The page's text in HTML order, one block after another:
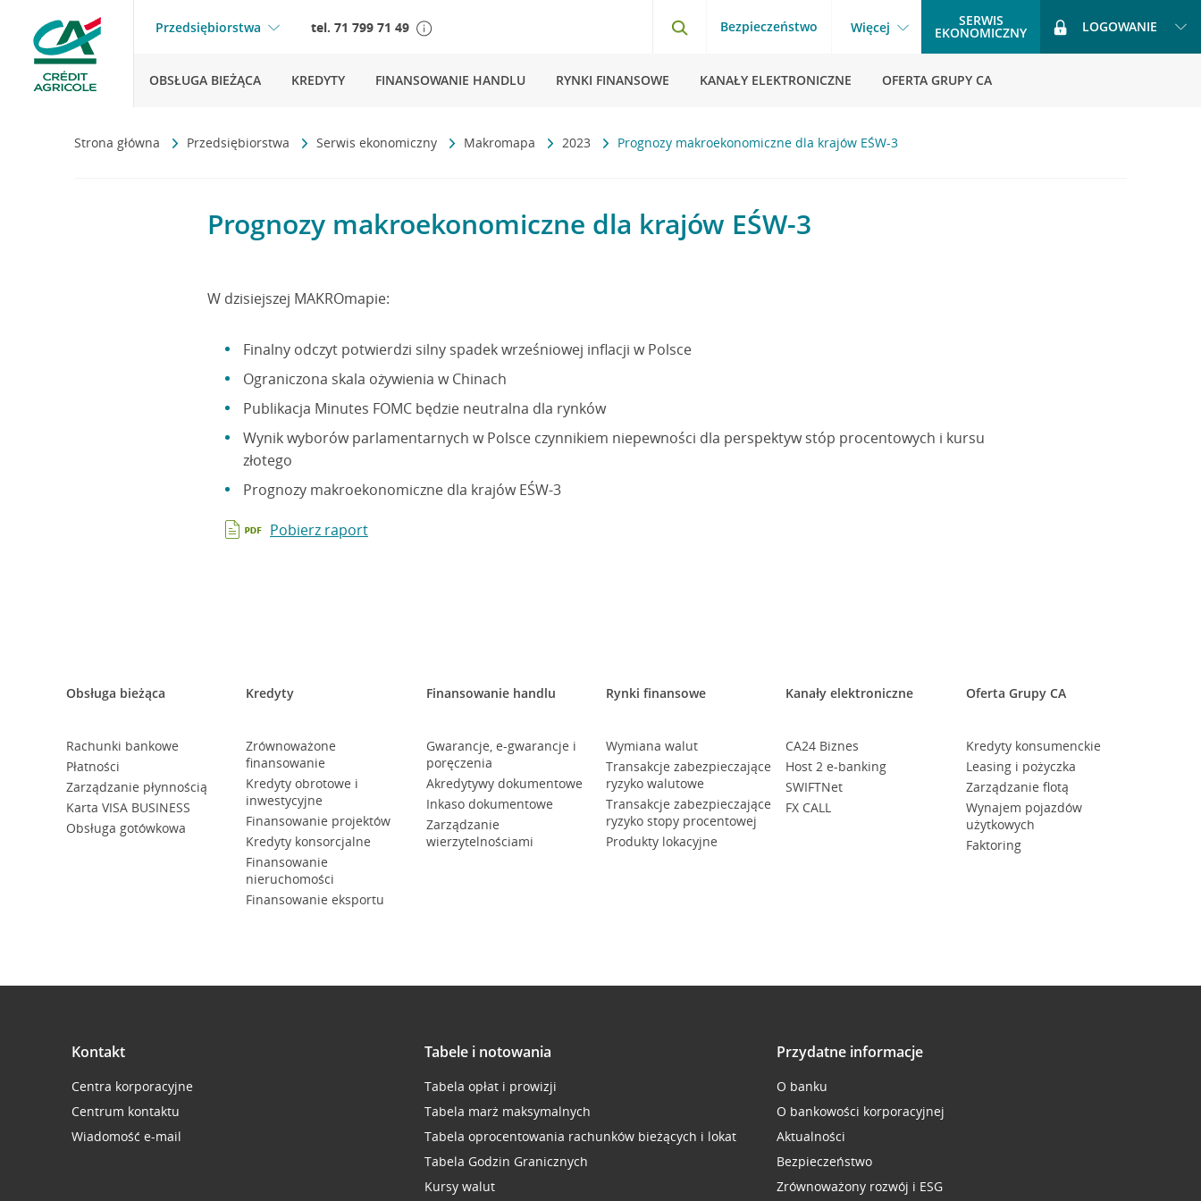
Przedsiębiorstwa tel. 71 799 71 49 Bezpieczeństwo Więcej SERWIS
EKONOMICZNY LOGOWANIE
OBSŁUGA BIEŻĄCA KREDYTY FINANSOWANIE HANDLU RYNKI FINANSOWE KANAŁY ELEKTRONICZNE OFERTA GRUPY CA
Strona główna Przedsiębiorstwa Serwis ekonomiczny Makromapa 2023 Prognozy makroekonomiczne dla krajów EŚW-3
Prognozy makroekonomiczne dla krajów EŚW-3
W dzisiejszej MAKROmapie:
Finalny odczyt potwierdzi silny spadek wrześniowej inflacji w Polsce
Ograniczona skala ożywienia w Chinach
Publikacja Minutes FOMC będzie neutralna dla rynków
Wynik wyborów parlamentarnych w Polsce czynnikiem niepewności dla perspektyw stóp procentowych i kursu
złotego
Prognozy makroekonomiczne dla krajów EŚW-3
Pobierz raport
Obsługa bieżąca
Rachunki bankowe
Płatności
Zarządzanie płynnością
Karta VISA BUSINESS
Obsługa gotówkowa
Kredyty
Zrównoważone
finansowanie
Kredyty obrotowe i
inwestycyjne
Finansowanie projektów
Kredyty konsorcjalne
Finansowanie
nieruchomości
Finansowanie eksportu
Finansowanie handlu
Gwarancje, e-gwarancje i
poręczenia
Akredytywy dokumentowe
Inkaso dokumentowe
Zarządzanie
wierzytelnościami
Rynki finansowe
Wymiana walut
Transakcje zabezpieczające
ryzyko walutowe
Transakcje zabezpieczające
ryzyko stopy procentowej
Produkty lokacyjne
Kanały elektroniczne
CA24 Biznes
Host 2 e-banking
SWIFTNet
FX CALL
Oferta Grupy CA
Kredyty konsumenckie
Leasing i pożyczka
Zarządzanie flotą
Wynajem pojazdów
użytkowych
Faktoring
Kontakt
Centra korporacyjne
Centrum kontaktu
Wiadomość e-mail
Tabele i notowania
Tabela opłat i prowizji
Tabela marż maksymalnych
Tabela oprocentowania rachunków bieżących i lokat
Tabela Godzin Granicznych
Kursy walut
Przydatne informacje
O banku
O bankowości korporacyjnej
Aktualności
Bezpieczeństwo
Zrównoważony rozwój i ESG